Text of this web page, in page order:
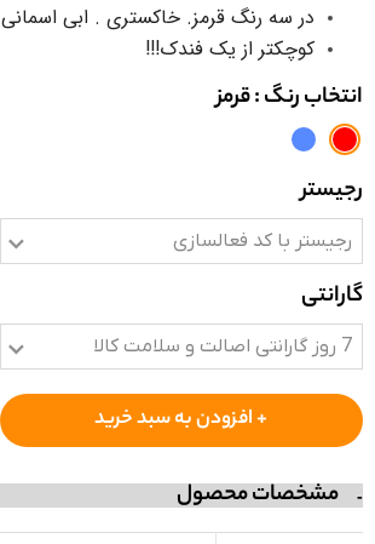
در سه رنگ قرمز. خاکستری . ابی اسمانی
کوچکتر از یک فندک!!!
انتخاب رنگ: قرمز
رجیستر
رجیستر با کد فعالسازی
گارانتی
7 روز گارانتی اصالت و سلامت کالا
+ افزودن به سبد خرید
مشخصات محصول